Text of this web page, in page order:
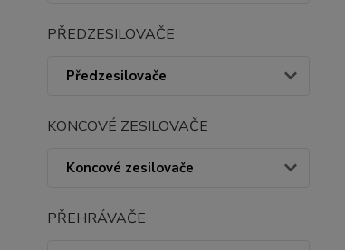
PŘEDZESILOVAČE
Předzesilovače
KONCOVÉ ZESILOVAČE
Koncové zesilovače
PŘEHRÁVAČE